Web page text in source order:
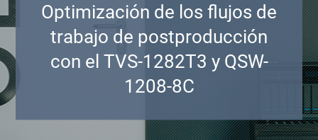
Optimización de los flujos de
trabajo de postproducción
con el TVS-1282T3 y QSW-
1208-8C